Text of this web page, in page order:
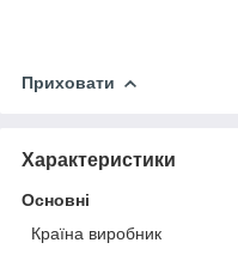
Приховати
Характеристики
Основні
Країна виробник